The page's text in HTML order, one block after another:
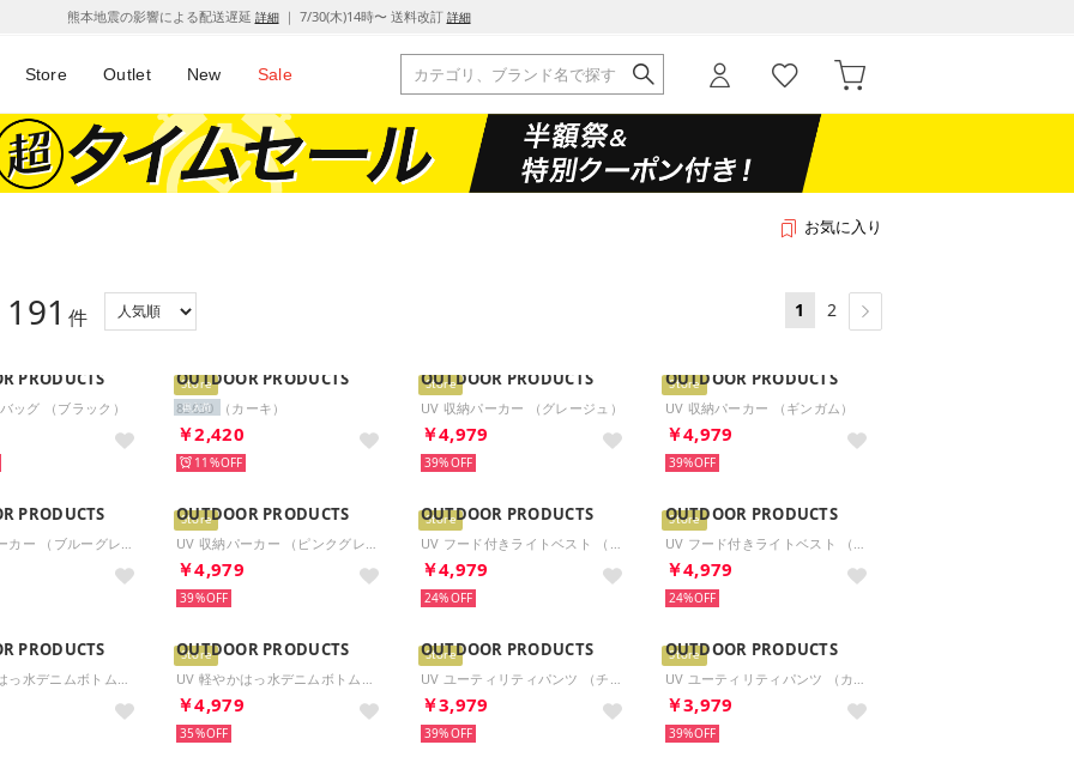
熊本地震の影響による配送遅延 詳細｜ 7/30(木)14時〜 送料改訂 詳細
Store Outlet New Sale
お気に入り
191 件 1 2
PRODUCTS
ッグ （ブラック）
Store
OUTDOOR PRODUCTS
85630 （カーキ）
￥2,420
再入荷
11%
Store
OUTDOOR PRODUCTS
UV 収納パーカー （グレージュ）
￥4,979
39%
Store
OUTDOOR PRODUCTS
UV 収納パーカー （ギンガム）
￥4,979
39%
PRODUCTS
UV 収納パーカー （ブルーグレー）
Store
OUTDOOR PRODUCTS
UV 収納パーカー （ピンクグレー）
￥4,979
39%
Store
OUTDOOR PRODUCTS
UV フード付きライトベスト （ブラック）
￥4,979
24%
Store
OUTDOOR PRODUCTS
UV フード付きライトベスト （カーキ）
￥4,979
24%
PRODUCTS
UV 軽やかはっ水デニムボトムス （ブルー）
Store
OUTDOOR PRODUCTS
UV 軽やかはっ水デニムボトムス （インディゴ）
￥4,979
35%
Store
OUTDOOR PRODUCTS
UV ユーティリティパンツ （チャコール）
￥3,979
39%
Store
OUTDOOR PRODUCTS
UV ユーティリティパンツ （カーキ）
￥3,979
39%